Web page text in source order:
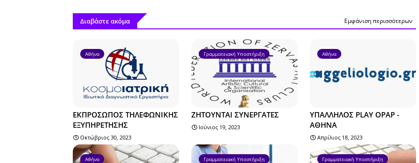
Διαβάστε ακόμα Εμφάνιση περισσότερων
Αθήνα
ΕΚΠΡΟΣΩΠΟΣ ΤΗΛΕΦΩΝΙΚΗΣ
ΕΞΥΠΗΡΕΤΗΣΗΣ
Οκτώβριος 30, 2023
Γραμματειακή Υποστήριξη
ΖΗΤΟΥΝΤΑΙ ΣΥΝΕΡΓΑΤΕΣ
Ιούνιος 19, 2023
Αθήνα
ΥΠΑΛΛΗΛΟΣ PLAY OPAP -
ΑΘΗΝΑ
Απρίλιος 18, 2023
Αθήνα Γραμματειακή Υποστήριξη Γραμματειακή Υποστήριξη